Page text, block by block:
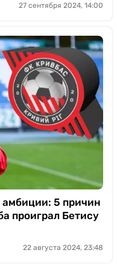
27 сентября 2024, 14:00
5 причин
проиграл Бетису
22 августа 2024, 23:48